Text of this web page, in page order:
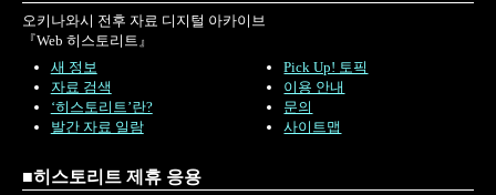
오키나와시 전후 자료 디지털 아카이브
『Web 히스토리트』
새 정보
자료 검색
‘히스토리트’란?
발간 자료 일람
Pick Up! 토픽
이용 안내
문의
사이트맵
■히스토리트 제휴 응용